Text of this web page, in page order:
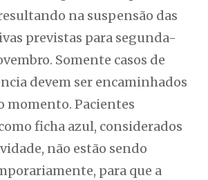
na suspensão das
previstas para segunda-
Somente casos de
devem ser encaminhados
momento. Pacientes
ficha azul, considerados
não estão sendo
para que a